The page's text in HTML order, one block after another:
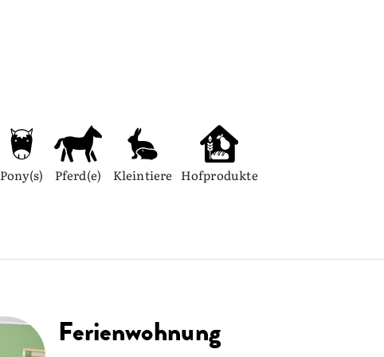
Pony(s) Pferd(e) Kleintiere Hofprodukte
Ferienwohnung